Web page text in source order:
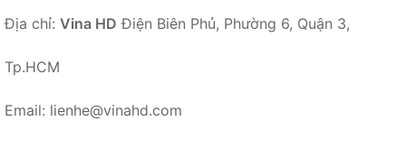
Địa chỉ: Vina HD Điện Biên Phủ, Phường 6, Quận 3,
Tp.HCM
Email: lienhe@vinahd.com